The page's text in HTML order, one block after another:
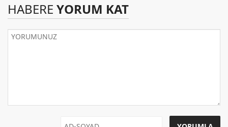
HABERE YORUM KAT